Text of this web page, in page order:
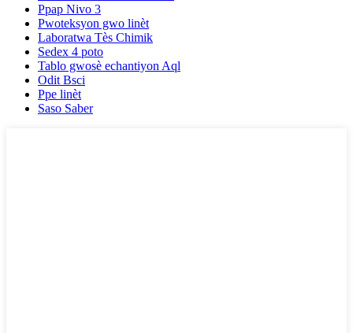
Ppap Nivo 3
Pwoteksyon gwo linèt
Laboratwa Tès Chimik
Sedex 4 poto
Tablo gwosè echantiyon Aql
Odit Bsci
Ppe linèt
Saso Saber